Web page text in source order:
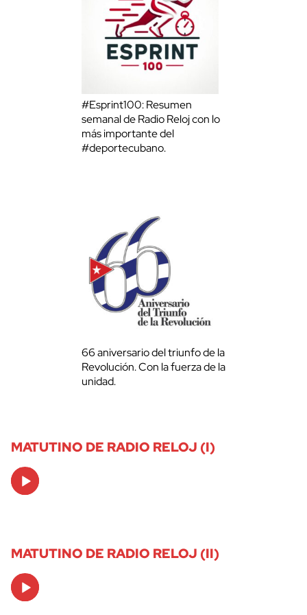
#Esprint100: Resumen
semanal de Radio Reloj con lo
más importante del
#deportecubano.
66 aniversario del triunfo de la
Revolución. Con la fuerza de la
unidad.
MATUTINO DE RADIO RELOJ (I)
Audio
Player
MATUTINO DE RADIO RELOJ (II)
Audio
Player